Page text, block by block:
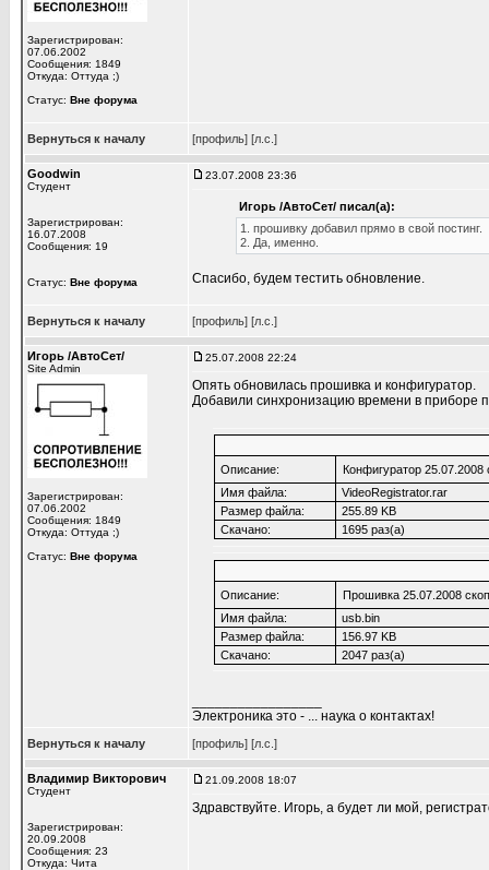
Зарегистрирован:
07.06.2002
Сообщения: 1849
Откуда: Оттуда ;)
Статус: Вне форума
Вернуться к началу [профиль] [л.с.]
Goodwin
Студент
Зарегистрирован:
16.07.2008
Сообщения: 19
Статус: Вне форума
23.07.2008 23:36
Игорь /АвтоСет/ писал(а):
1. прошивку добавил прямо в свой постинг.
2. Да, именно.
Спасибо, будем тестить обновление.
Вернуться к началу [профиль] [л.с.]
Игорь /АвтоСет/
Site Admin
Зарегистрирован:
07.06.2002
Сообщения: 1849
Откуда: Оттуда ;)
Статус: Вне форума
25.07.2008 22:24
Опять обновилась прошивка и конфигуратор.
Добавили синхронизацию времени в приборе
Описание:
Конфигуратор
Имя файла:
VideoRegistrator.rar
Размер файла:
255.89 KB
Скачано:
1695 раз(а)
Описание:
Прошивка 25.07.2008
Имя файла:
usb.bin
Размер файла:
156.97 KB
Скачано:
2047 раз(а)
Электроника это - ... наука о контактах!
Вернуться к началу [профиль] [л.с.]
Владимир Викторович
Студент
Зарегистрирован:
20.09.2008
Сообщения: 23
Откуда: Чита
21.09.2008 18:07
Здравствуйте. Игорь, а будет ли мой,